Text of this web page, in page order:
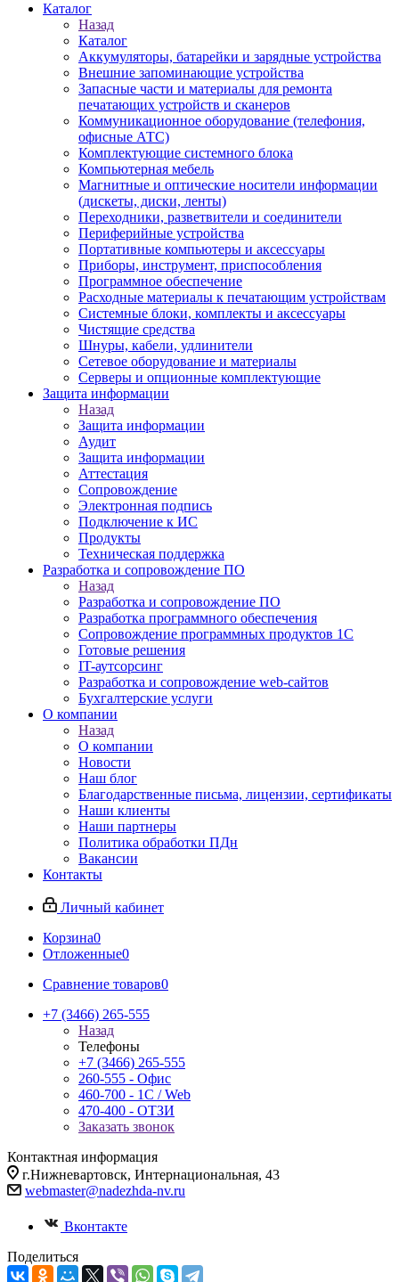
Каталог
Назад
Каталог
Аккумуляторы, батарейки и зарядные устройства
Внешние запоминающие устройства
Запасные части и материалы для ремонта
печатающих устройств и сканеров
Коммуникационное оборудование (телефония,
офисные АТС)
Комплектующие системного блока
Компьютерная мебель
Магнитные и оптические носители информации
(дискеты, диски, ленты)
Переходники, разветвители и соединители
Периферийные устройства
Портативные компьютеры и аксессуары
Приборы, инструмент, приспособления
Программное обеспечение
Расходные материалы к печатающим устройствам
Системные блоки, комплекты и аксессуары
Чистящие средства
Шнуры, кабели, удлинители
Сетевое оборудование и материалы
Серверы и опционные комплектующие
Защита информации
Назад
Защита информации
Аудит
Защита информации
Аттестация
Сопровождение
Электронная подпись
Подключение к ИС
Продукты
Техническая поддержка
Разработка и сопровождение ПО
Назад
Разработка и сопровождение ПО
Разработка программного обеспечения
Сопровождение программных продуктов 1С
Готовые решения
IT-аутсорсинг
Разработка и сопровождение web-сайтов
Бухгалтерские услуги
О компании
Назад
О компании
Новости
Наш блог
Благодарственные письма, лицензии, сертификаты
Наши клиенты
Наши партнеры
Политика обработки ПДн
Вакансии
Контакты
Личный кабинет
Корзина0
Отложенные0
Сравнение товаров0
+7 (3466) 265-555
Назад
Телефоны
+7 (3466) 265-555
260-555 - Офис
460-700 - 1C / Web
470-400 - ОТЗИ
Заказать звонок
Контактная информация
г.Нижневартовск, Интернациональная, 43
webmaster@nadezhda-nv.ru
Вконтакте
Поделиться